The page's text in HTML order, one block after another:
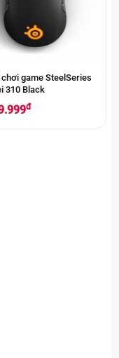
chơi game SteelSeries
310 Black
đ